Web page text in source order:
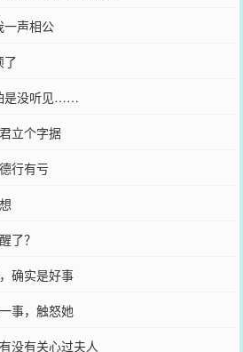
一声相公
了
是没听见……
立个字据
行有亏
了？
确实是好事
事，触怒她
没有关心过夫人